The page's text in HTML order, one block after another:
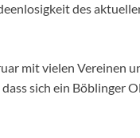
des
mit vielen Vereinen
sich ein Böblinger